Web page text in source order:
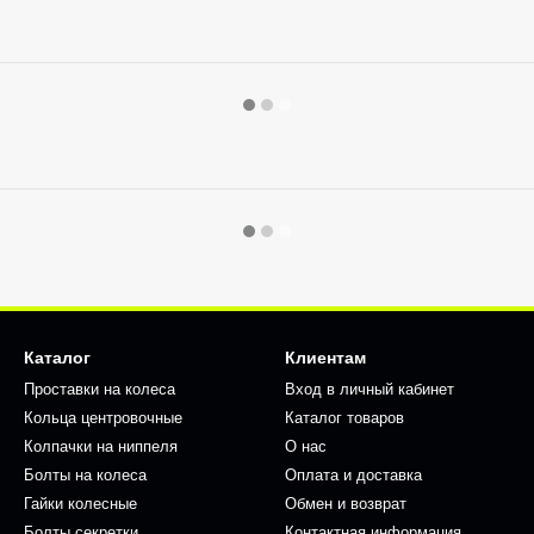
Каталог
Проставки на колеса
Кольца центровочные
Колпачки на ниппеля
Болты на колеса
Гайки колесные
Клиентам
Вход в личный кабинет
Каталог товаров
О нас
Оплата и доставка
Обмен и возврат